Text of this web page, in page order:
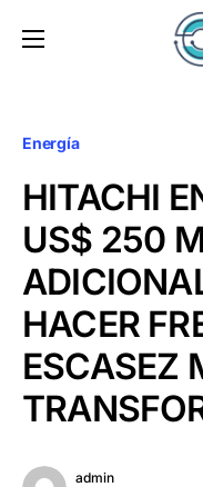
Energía
HITACHI
US$ 250
HACER
ESCASEZ
admin